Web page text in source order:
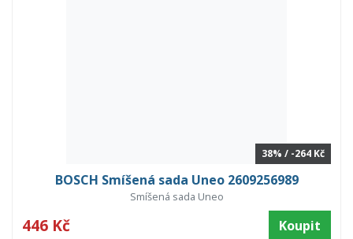
38% / -264 Kč
BOSCH Smíšená sada Uneo 2609256989
Smíšená sada Uneo
446 Kč Koupit